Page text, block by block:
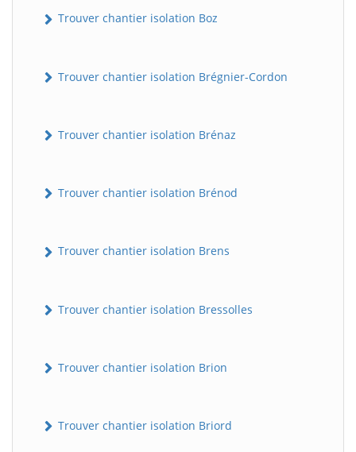
Trouver chantier isolation Boz
Trouver chantier isolation Brégnier-Cordon
Trouver chantier isolation Brénaz
Trouver chantier isolation Brénod
Trouver chantier isolation Brens
Trouver chantier isolation Bressolles
Trouver chantier isolation Brion
Trouver chantier isolation Briord